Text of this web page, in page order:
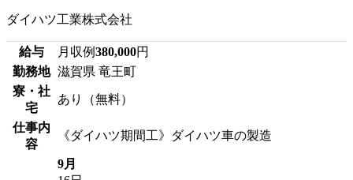
ダイハツ工業株式会社
給与 月収例380,000円
勤務地 滋賀県 竜王町
寮・社
宅
あり（無料）
仕事内
容
《ダイハツ期間工》ダイハツ車の製造
9月